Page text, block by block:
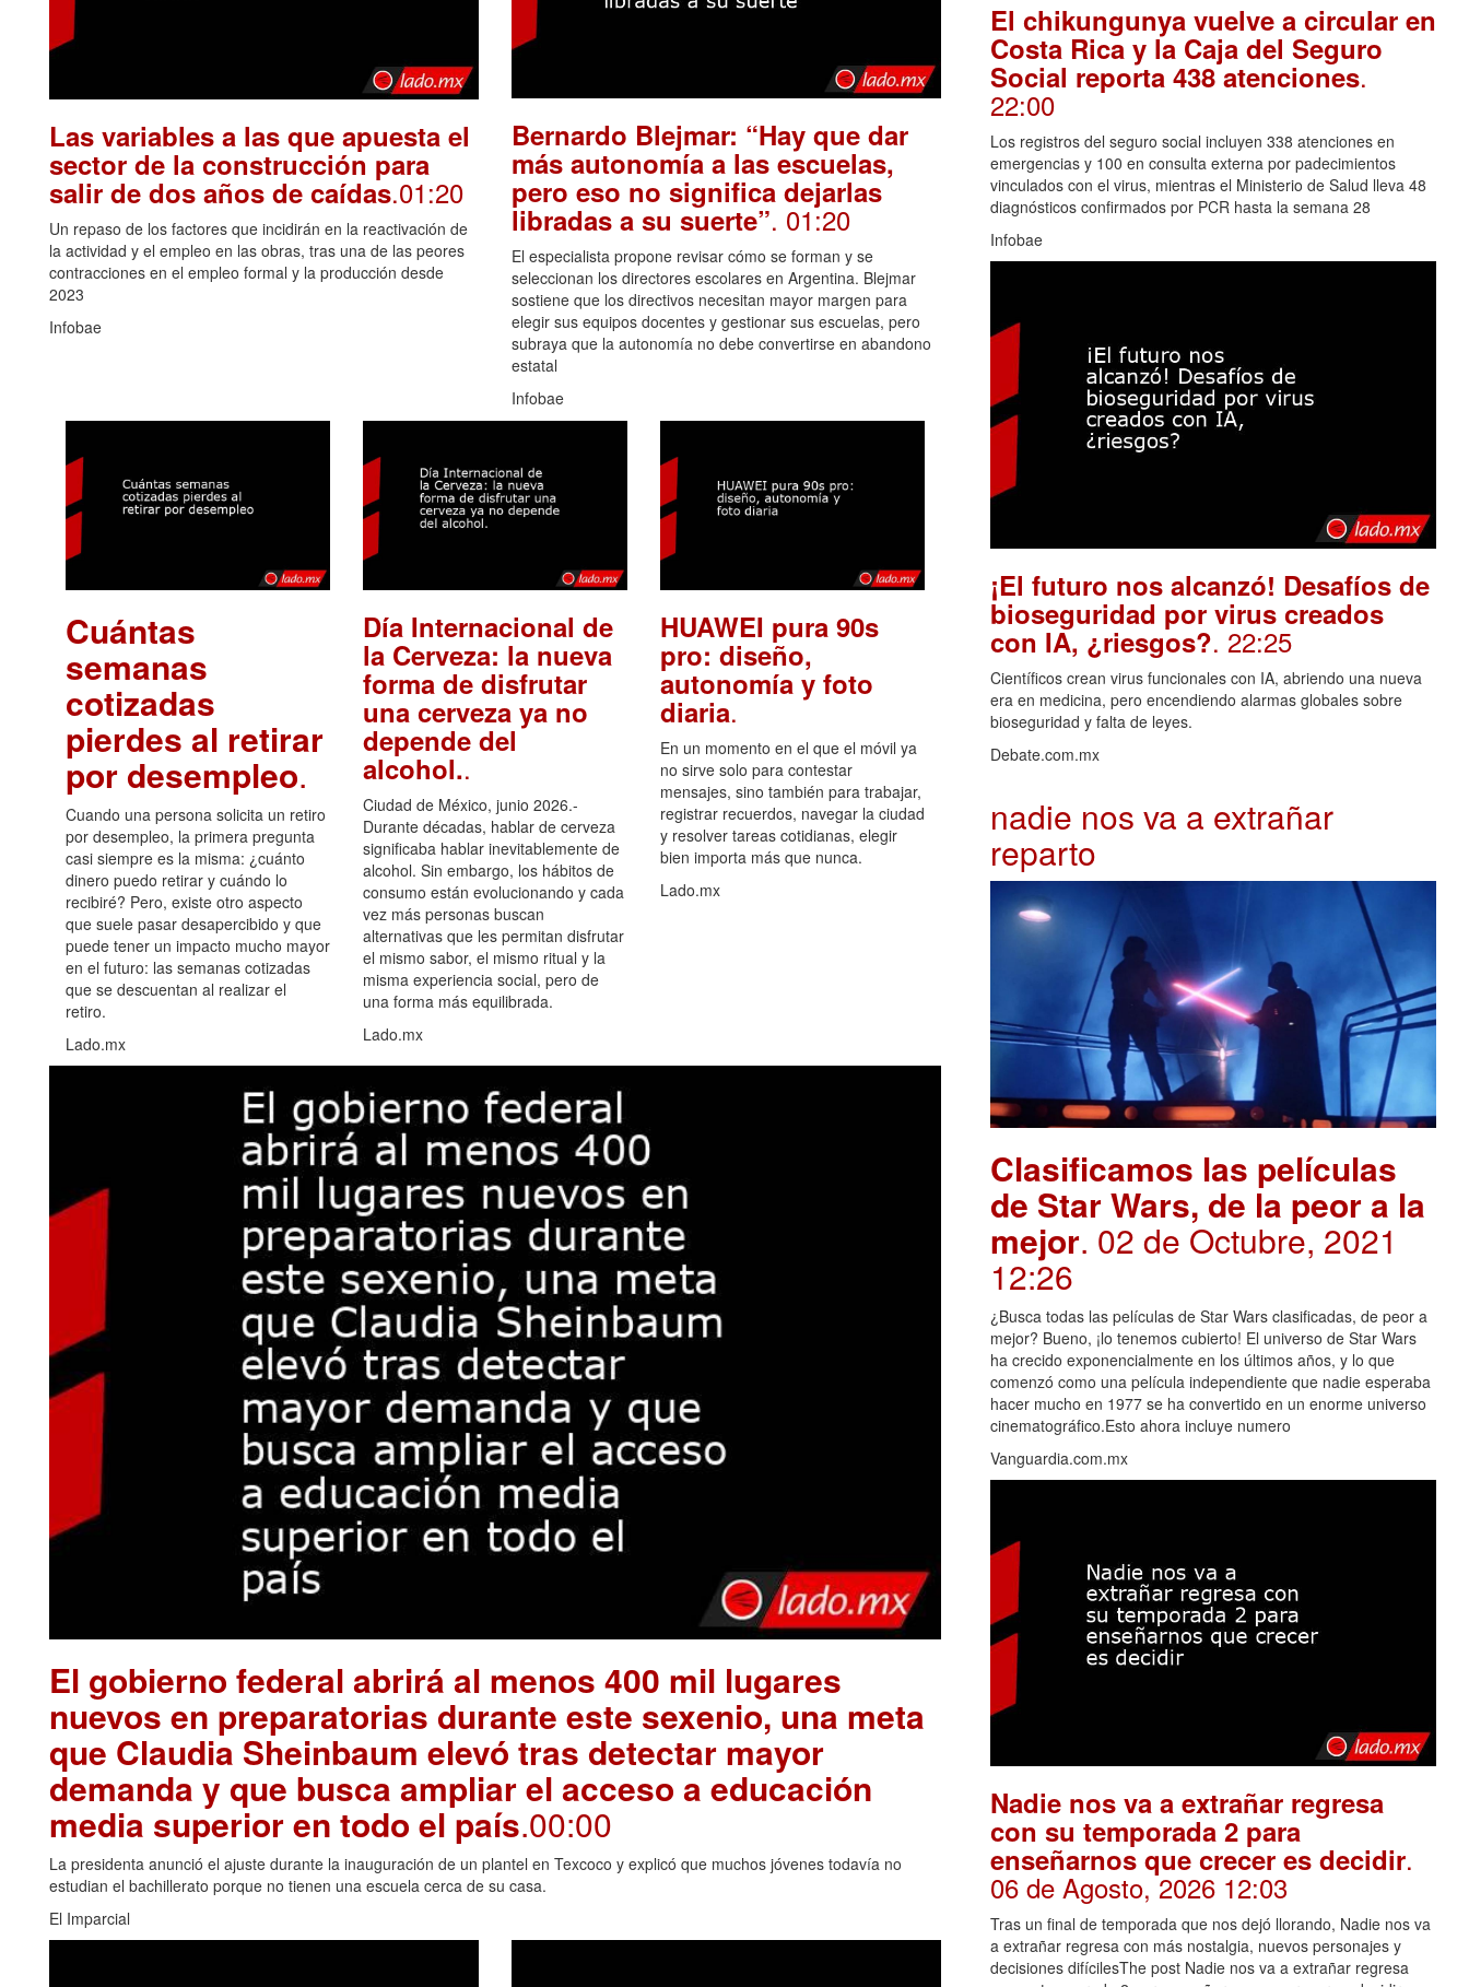
Las variables a las que apuesta el
sector de la construcción para
salir de dos años de caídas.01:20
Un repaso de los factores que incidirán en la reactivación de
la actividad y el empleo en las obras, tras una de las peores
contracciones en el empleo formal y la producción desde
2023
Infobae
Bernardo Blejmar: “Hay que dar
más autonomía a las escuelas,
pero eso no significa dejarlas
libradas a su suerte”. 01:20
El especialista propone revisar cómo se forman y se
seleccionan los directores escolares en Argentina. Blejmar
sostiene que los directivos necesitan mayor margen para
elegir sus equipos docentes y gestionar sus escuelas, pero
subraya que la autonomía no debe convertirse en abandono
estatal
Infobae
Cuántas
semanas
cotizadas
pierdes al retirar
por desempleo.
Cuando una persona solicita un retiro
por desempleo, la primera pregunta
casi siempre es la misma: ¿cuánto
dinero puedo retirar y cuándo lo
recibiré? Pero, existe otro aspecto
que suele pasar desapercibido y que
puede tener un impacto mucho mayor
en el futuro: las semanas cotizadas
que se descuentan al realizar el
retiro.
Lado.mx
Día Internacional de
la Cerveza: la nueva
forma de disfrutar
una cerveza ya no
depende del
alcohol..
Ciudad de México, junio 2026.-
Durante décadas, hablar de cerveza
significaba hablar inevitablemente de
alcohol. Sin embargo, los hábitos de
consumo están evolucionando y cada
vez más personas buscan
alternativas que les permitan disfrutar
el mismo sabor, el mismo ritual y la
misma experiencia social, pero de
una forma más equilibrada.
Lado.mx
HUAWEI pura 90s
pro: diseño,
autonomía y foto
diaria.
En un momento en el que el móvil ya
no sirve solo para contestar
mensajes, sino también para trabajar,
registrar recuerdos, navegar la ciudad
y resolver tareas cotidianas, elegir
bien importa más que nunca.
Lado.mx
El gobierno federal abrirá al menos 400 mil lugares
nuevos en preparatorias durante este sexenio, una meta
que Claudia Sheinbaum elevó tras detectar mayor
demanda y que busca ampliar el acceso a educación
media superior en todo el país.00:00
La presidenta anunció el ajuste durante la inauguración de un plantel en Texcoco y explicó que muchos jóvenes todavía no
estudian el bachillerato porque no tienen una escuela cerca de su casa.
El Imparcial
El chikungunya vuelve a circular en
Costa Rica y la Caja del Seguro
Social reporta 438 atenciones.
22:00
Los registros del seguro social incluyen 338 atenciones en
emergencias y 100 en consulta externa por padecimientos
vinculados con el virus, mientras el Ministerio de Salud lleva 48
diagnósticos confirmados por PCR hasta la semana 28
Infobae
¡El futuro nos alcanzó! Desafíos de
bioseguridad por virus creados
con IA, ¿riesgos?. 22:25
Científicos crean virus funcionales con IA, abriendo una nueva
era en medicina, pero encendiendo alarmas globales sobre
bioseguridad y falta de leyes.
Debate.com.mx
nadie nos va a extrañar
reparto
Clasificamos las películas
de Star Wars, de la peor a la
mejor. 02 de Octubre, 2021
12:26
¿Busca todas las películas de Star Wars clasificadas, de peor a
mejor? Bueno, ¡lo tenemos cubierto! El universo de Star Wars
ha crecido exponencialmente en los últimos años, y lo que
comenzó como una película independiente que nadie esperaba
hacer mucho en 1977 se ha convertido en un enorme universo
cinematográfico.Esto ahora incluye numero
Vanguardia.com.mx
Nadie nos va a extrañar regresa
con su temporada 2 para
enseñarnos que crecer es decidir.
06 de Agosto, 2026 12:03
Tras un final de temporada que nos dejó llorando, Nadie nos va
a extrañar regresa con más nostalgia, nuevos personajes y
decisiones difícilesThe post Nadie nos va a extrañar regresa